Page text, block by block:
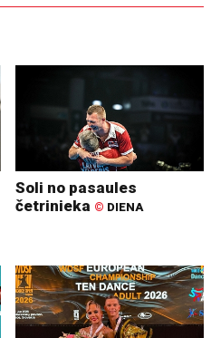
Soli no pasaules
četrinieka © DIENA